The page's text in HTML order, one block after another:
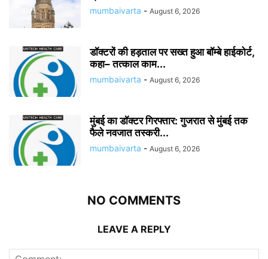
mumbaivarta - August 6, 2026
डॉक्टरों की हड़ताल पर सख्त हुआ बॉम्बे हाईकोर्ट,
कहा– तत्काल काम...
mumbaivarta - August 6, 2026
मुंबई का डॉक्टर गिरफ्तार: गुजरात से मुंबई तक
फैले नवजात तस्करी...
mumbaivarta - August 6, 2026
NO COMMENTS
LEAVE A REPLY